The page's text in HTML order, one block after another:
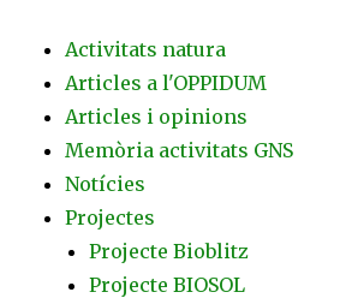
Activitats natura
Articles a l'OPPIDUM
Articles i opinions
Memòria activitats GNS
Notícies
Projectes
Projecte Bioblitz
Projecte BIOSOL